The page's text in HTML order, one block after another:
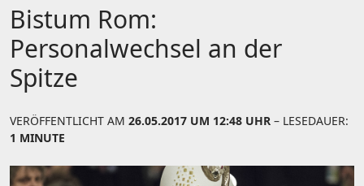
Bistum Rom:
Personalwechsel an der
Spitze
VERÖFFENTLICHT AM 26.05.2017 UM 12:48 UHR – LESEDAUER:
1 MINUTE